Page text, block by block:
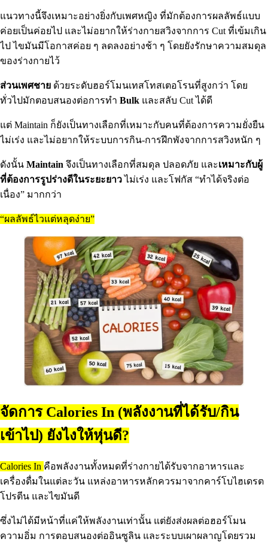
แนวทางนี้จึงเหมาะอย่างยิ่งกับเพศหญิง ที่มักต้องการผลลัพธ์แบบ
ค่อยเป็นค่อยไป และไม่อยากให้ร่างกายสวิงจากการ Cut ที่เข้มเกิน
ไป ไขมันมีโอกาสค่อย ๆ ลดลงอย่างช้า ๆ โดยยังรักษาความสมดุล
ของร่างกายไว้
ส่วนเพศชาย ด้วยระดับฮอร์โมนเทสโทสเตอโรนที่สูงกว่า โดย
ทั่วไปมักตอบสนองต่อการทำ Bulk และสลับ Cut ได้ดี
แต่ Maintain ก็ยังเป็นทางเลือกที่เหมาะกับคนที่ต้องการความยั่งยืน
ไม่เร่ง และไม่อยากให้ระบบการกิน-การฝึกพังจากการสวิงหนัก ๆ
ดังนั้น Maintain จึงเป็นทางเลือกที่สมดุล ปลอดภัย และเหมาะกับผู้
ที่ต้องการรูปร่างดีในระยะยาวไม่เร่ง และโฟกัส “ทำได้จริงต่อ
เนื่อง” มากกว่า
“ผลลัพธ์ไวแต่หลุดง่าย”
จัดการ Calories In (พลังงานที่ได้รับ/กิน
เข้าไป) ยังไงให้หุ่นดี?
Calories In คือพลังงานทั้งหมดที่ร่างกายได้รับจากอาหารและ
เครื่องดื่มในแต่ละวัน แหล่งอาหารหลักควรมาจากคาร์โบไฮเดรต
โปรตีน และไขมันดี
ซึ่งไม่ได้มีหน้าที่แค่ให้พลังงานเท่านั้น แต่ยังส่งผลต่อฮอร์โมน
ความอิ่ม การตอบสนองต่ออินซูลิน และระบบเผาผลาญโดยรวม